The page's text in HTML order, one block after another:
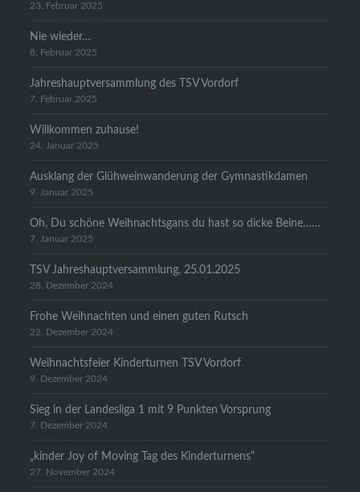
23. Februar 2025
Nie wieder…
8. Februar 2025
Jahreshauptversammlung des TSV Vordorf
7. Februar 2025
Willkommen zuhause!
24. Januar 2025
Ausklang der Glühweinwanderung der Gymnastikdamen
9. Januar 2025
Oh, Du schöne Weihnachtsgans du hast so dicke Beine……
7. Januar 2025
TSV Jahreshauptversammlung, 25.01.2025
28. Dezember 2024
Frohe Weihnachten und einen guten Rutsch
22. Dezember 2024
Weihnachtsfeier Kinderturnen TSV Vordorf
9. Dezember 2024
Sieg in der Landesliga 1 mit 9 Punkten Vorsprung
7. Dezember 2024
„kinder Joy of Moving Tag des Kinderturnens“
27. November 2024